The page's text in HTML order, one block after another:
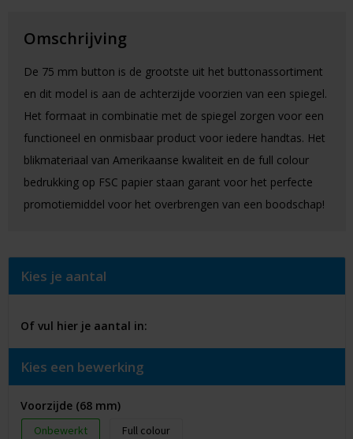
Omschrijving
De 75 mm button is de grootste uit het buttonassortiment
en dit model is aan de achterzijde voorzien van een spiegel.
Het formaat in combinatie met de spiegel zorgen voor een
functioneel en onmisbaar product voor iedere handtas. Het
blikmateriaal van Amerikaanse kwaliteit en de full colour
bedrukking op FSC papier staan garant voor het perfecte
promotiemiddel voor het overbrengen van een boodschap!
Kies je aantal
Of vul hier je aantal in:
Kies een bewerking
Voorzijde (68 mm)
Onbewerkt Full colour